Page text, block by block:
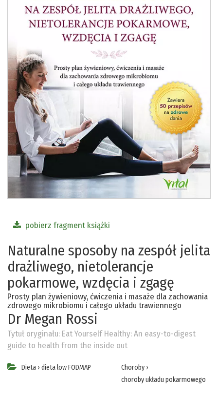
pobierz fragment książki
Naturalne sposoby na zespół jelita
drażliwego, nietolerancje
pokarmowe, wzdęcia i zgagę
Prosty plan żywieniowy, ćwiczenia i masaże dla zachowania
zdrowego mikrobiomu i całego układu trawiennego
Dr Megan Rossi
Tytuł oryginału: Eat Yourself Healthy: An easy-to-digest
guide to health from the inside out
Dieta › dieta low FODMAP Choroby›
choroby układu pokarmowego